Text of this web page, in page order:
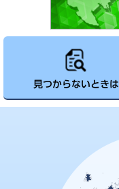
見つからないときは